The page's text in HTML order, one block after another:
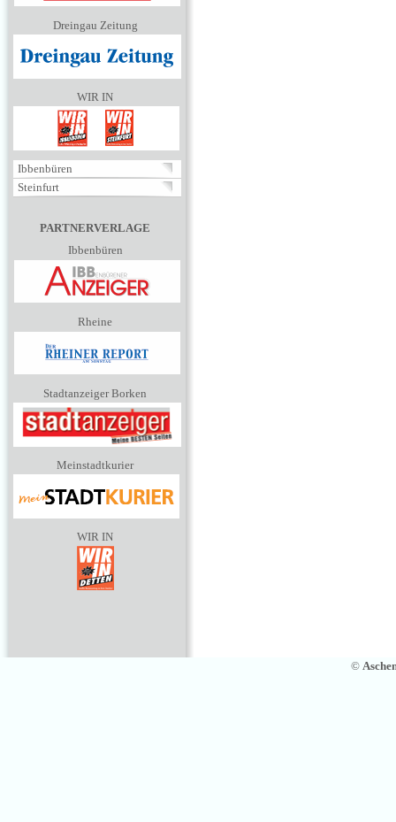
Dreingau Zeitung
WIR IN
Ibbenbüren
Steinfurt
PARTNERVERLAGE
Ibbenbüren
Rheine
Stadtanzeiger Borken
Meinstadtkurier
WIR IN
©